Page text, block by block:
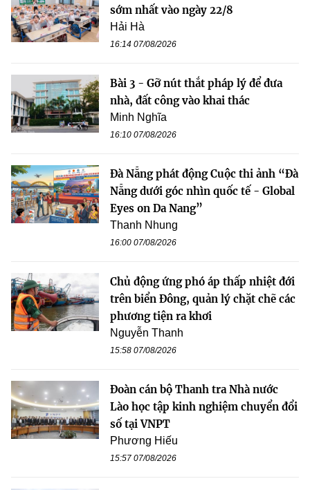
sớm nhất vào ngày 22/8
Hải Hà
16:14 07/08/2026
Bài 3 - Gỡ nút thắt pháp lý để đưa
nhà, đất công vào khai thác
Minh Nghĩa
16:10 07/08/2026
Đà Nẵng phát động Cuộc thi ảnh “Đà
Nẵng dưới góc nhìn quốc tế - Global
Eyes on Da Nang”
Thanh Nhung
16:00 07/08/2026
Chủ động ứng phó áp thấp nhiệt đới
trên biển Đông, quản lý chặt chẽ các
phương tiện ra khơi
Nguyễn Thanh
15:58 07/08/2026
Đoàn cán bộ Thanh tra Nhà nước
Lào học tập kinh nghiệm chuyển đổi
số tại VNPT
Phương Hiếu
15:57 07/08/2026